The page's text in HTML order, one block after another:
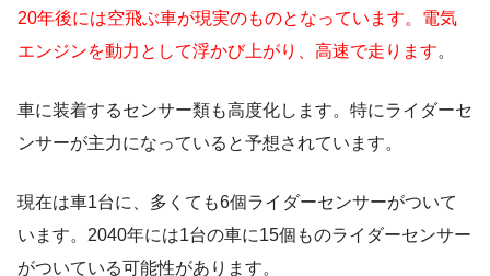
20年後には空飛ぶ車が現実のものとなっています。電気
エンジンを動力として浮かび上がり、高速で走ります。
車に装着するセンサー類も高度化します。特にライダーセ
ンサーが主力になっていると予想されています。
現在は車1台に、多くても6個ライダーセンサーがついて
います。2040年には1台の車に15個ものライダーセンサー
がついている可能性があります。